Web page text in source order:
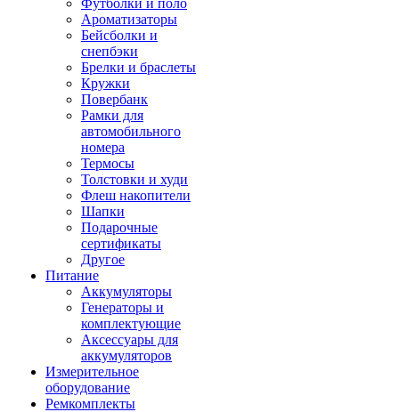
Футболки и поло
Ароматизаторы
Бейсболки и
снепбэки
Брелки и браслеты
Кружки
Повербанк
Рамки для
автомобильного
номера
Термосы
Толстовки и худи
Флеш накопители
Шапки
Подарочные
сертификаты
Другое
Питание
Аккумуляторы
Генераторы и
комплектующие
Аксессуары для
аккумуляторов
Измерительное
оборудование
Ремкомплекты